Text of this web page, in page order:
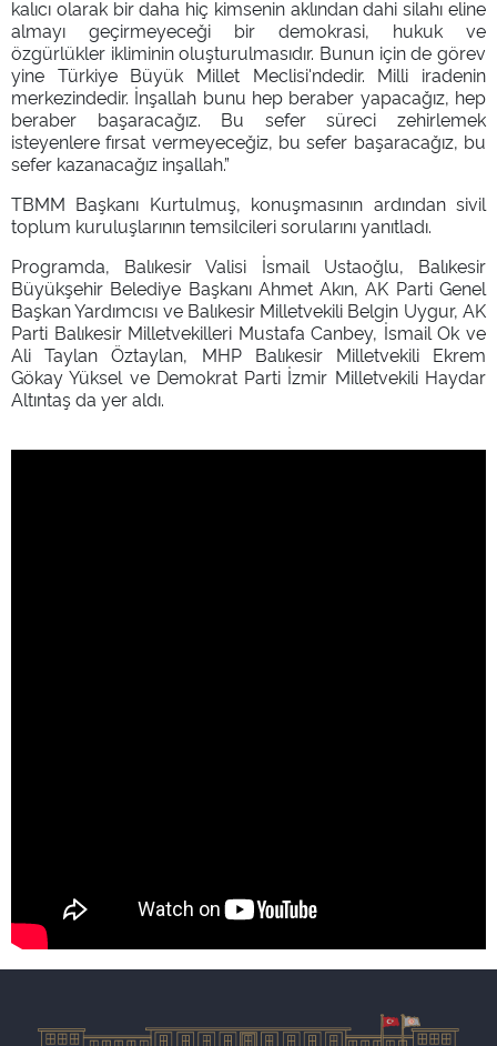
kalıcı olarak bir daha hiç kimsenin aklından dahi silahı eline
almayı geçirmeyeceği bir demokrasi, hukuk ve
özgürlükler ikliminin oluşturulmasıdır. Bunun için de görev
yine Türkiye Büyük Millet Meclisi'ndedir. Milli iradenin
merkezindedir. İnşallah bunu hep beraber yapacağız, hep
beraber başaracağız. Bu sefer süreci zehirlemek
isteyenlere fırsat vermeyeceğiz, bu sefer başaracağız, bu
sefer kazanacağız inşallah.”
TBMM Başkanı Kurtulmuş, konuşmasının ardından sivil
toplum kuruluşlarının temsilcileri sorularını yanıtladı.
Programda, Balıkesir Valisi İsmail Ustaoğlu, Balıkesir
Büyükşehir Belediye Başkanı Ahmet Akın, AK Parti Genel
Başkan Yardımcısı ve Balıkesir Milletvekili Belgin Uygur, AK
Parti Balıkesir Milletvekilleri Mustafa Canbey, İsmail Ok ve
Ali Taylan Öztaylan, MHP Balıkesir Milletvekili Ekrem
Gökay Yüksel ve Demokrat Parti İzmir Milletvekili Haydar
Altıntaş da yer aldı.